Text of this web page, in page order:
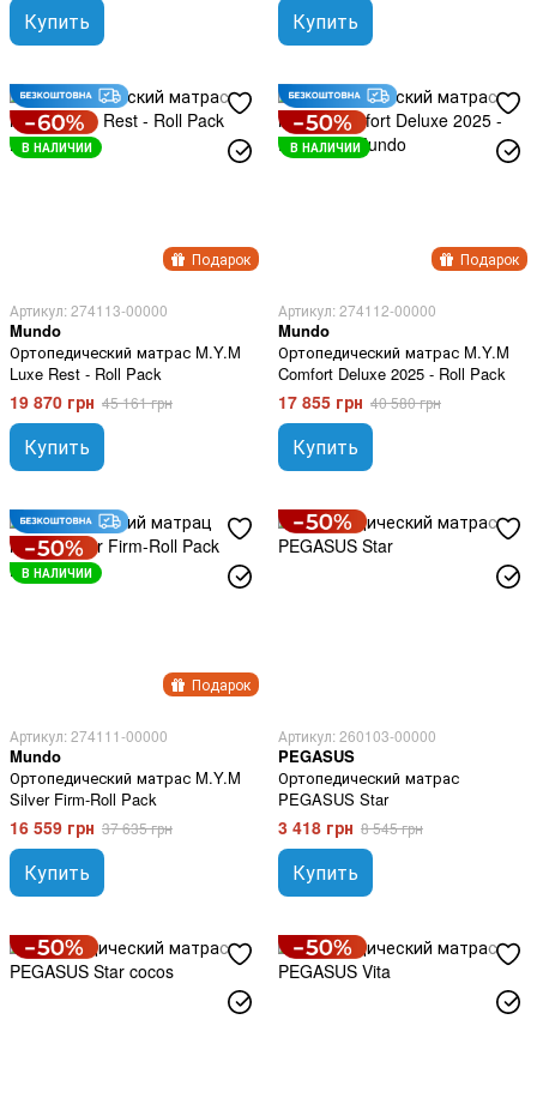
Купить Купить
Подарок
В НАЛИЧИИ
Артикул: 274113-00000
Mundo
Ортопедический матрас M.Y.M
Luxe Rest - Roll Pack
19 870 грн 45 161 грн
Купить
Подарок
В НАЛИЧИИ
Артикул: 274112-00000
Mundo
Ортопедический матрас M.Y.M
Comfort Deluxe 2025 - Roll Pack
17 855 грн 40 580 грн
Купить
Подарок
В НАЛИЧИИ
Артикул: 274111-00000
Mundo
Ортопедический матрас M.Y.M
Silver Firm-Roll Pack
16 559 грн 37 635 грн
Купить
Артикул: 260103-00000
PEGASUS
Ортопедический матрас
PEGASUS Star
3 418 грн 8 545 грн
Купить